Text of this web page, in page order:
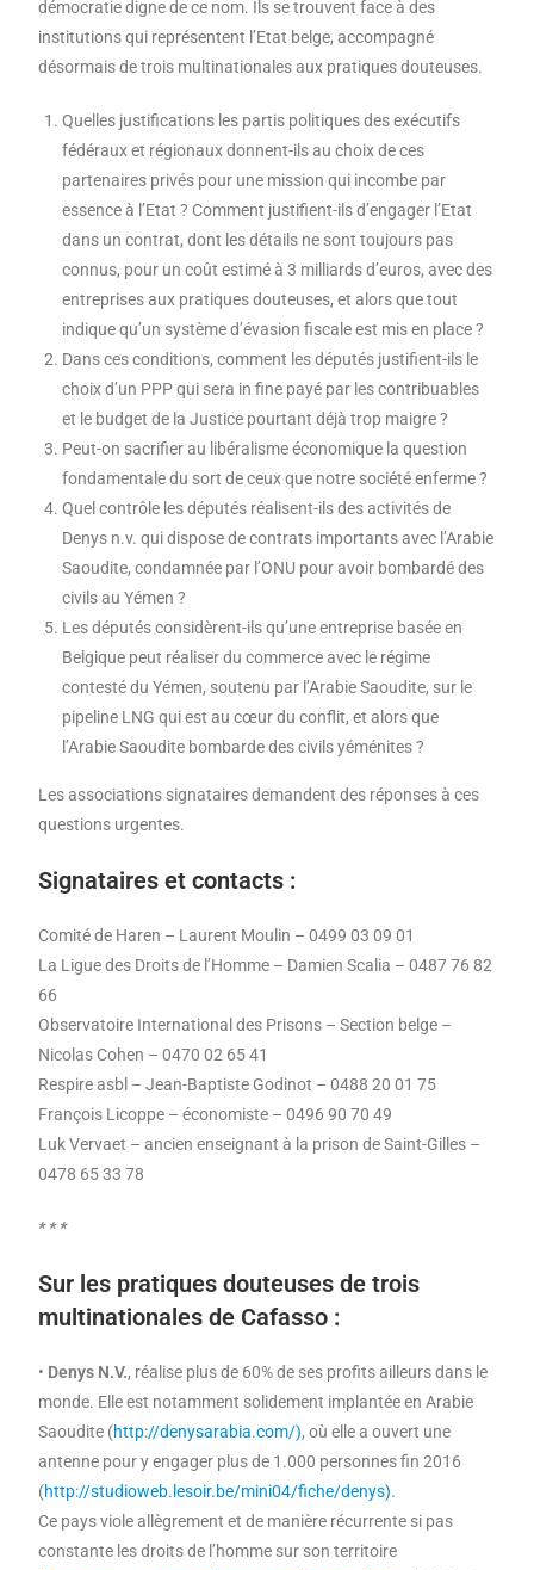
démocratie digne de ce nom. Ils se trouvent face à des
institutions qui représentent l’Etat belge, accompagné
désormais de trois multinationales aux pratiques douteuses.
Quelles justifications les partis politiques des exécutifs
fédéraux et régionaux donnent-ils au choix de ces
partenaires privés pour une mission qui incombe par
essence à l’Etat ? Comment justifient-ils d’engager l’Etat
dans un contrat, dont les détails ne sont toujours pas
connus, pour un coût estimé à 3 milliards d’euros, avec des
entreprises aux pratiques douteuses, et alors que tout
indique qu’un système d’évasion fiscale est mis en place ?
Dans ces conditions, comment les députés justifient-ils le
choix d’un PPP qui sera in fine payé par les contribuables
et le budget de la Justice pourtant déjà trop maigre ?
Peut-on sacrifier au libéralisme économique la question
fondamentale du sort de ceux que notre société enferme ?
Quel contrôle les députés réalisent-ils des activités de
Denys n.v. qui dispose de contrats importants avec l’Arabie
Saoudite, condamnée par l’ONU pour avoir bombardé des
civils au Yémen ?
Les députés considèrent-ils qu’une entreprise basée en
Belgique peut réaliser du commerce avec le régime
contesté du Yémen, soutenu par l’Arabie Saoudite, sur le
pipeline LNG qui est au cœur du conflit, et alors que
l’Arabie Saoudite bombarde des civils yéménites ?
Les associations signataires demandent des réponses à ces
questions urgentes.
Signataires et contacts :
Comité de Haren – Laurent Moulin – 0499 03 09 01
La Ligue des Droits de l’Homme – Damien Scalia – 0487 76 82
66
Observatoire International des Prisons – Section belge –
Nicolas Cohen – 0470 02 65 41
Respire asbl – Jean-Baptiste Godinot – 0488 20 01 75
François Licoppe – économiste – 0496 90 70 49
Luk Vervaet – ancien enseignant à la prison de Saint-Gilles –
0478 65 33 78
* * *
Sur les pratiques douteuses de trois
multinationales de Cafasso :
• Denys N.V., réalise plus de 60% de ses profits ailleurs dans le
monde. Elle est notamment solidement implantée en Arabie
Saoudite (http://denysarabia.com/), où elle a ouvert une
antenne pour y engager plus de 1.000 personnes fin 2016
(http://studioweb.lesoir.be/mini04/fiche/denys).
Ce pays viole allègrement et de manière récurrente si pas
constante les droits de l’homme sur son territoire